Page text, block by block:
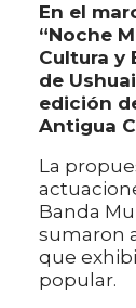
En el
“Noche
Cultura y
de
edición
Antigua
La
Banda
sumaron
que
popular.